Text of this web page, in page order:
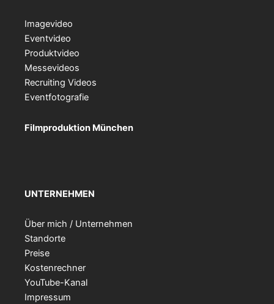
Imagevideo
Eventvideo
Produktvideo
Messevideos
Recruiting Videos
Eventfotografie
Filmproduktion München
UNTERNEHMEN
Über mich / Unternehmen
Standorte
Preise
Kostenrechner
YouTube-Kanal
Impressum